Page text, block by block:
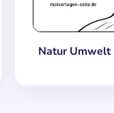
Natur Umwelt